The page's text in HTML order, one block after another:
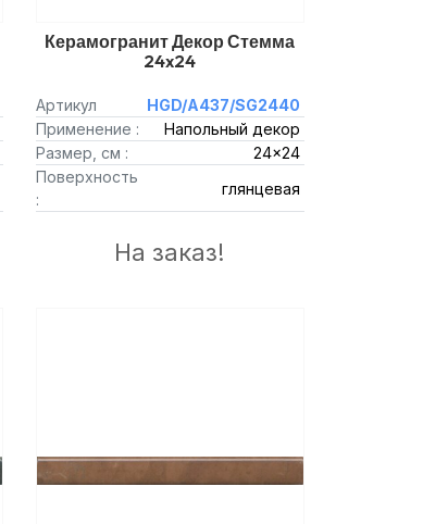
Керамогранит Декор Стемма
24x24
Артикул
HGD/A437/SG2440
Применение :
Напольный декор
Размер, см :
24x24
Поверхность
:
глянцевая
На заказ!